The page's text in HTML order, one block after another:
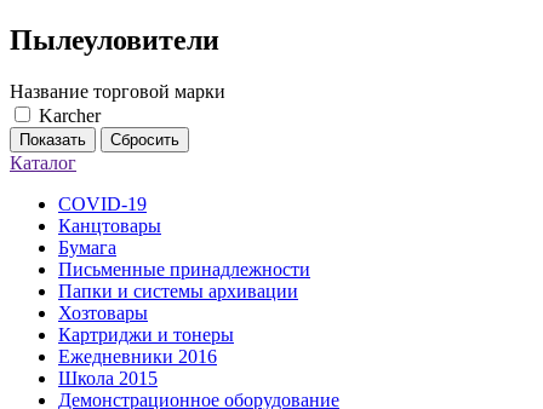
Пылеуловители
Название торговой марки
Karcher
Показать Сбросить
Каталог
COVID-19
Канцтовары
Бумага
Письменные принадлежности
Папки и системы архивации
Хозтовары
Картриджи и тонеры
Ежедневники 2016
Школа 2015
Демонстрационное оборудование